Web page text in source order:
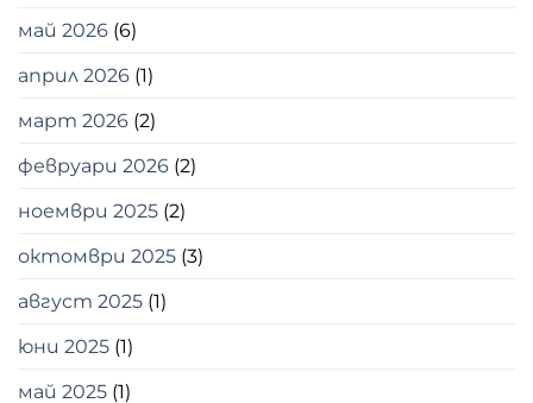
май 2026 (6)
април 2026 (1)
март 2026 (2)
февруари 2026 (2)
ноември 2025 (2)
октомври 2025 (3)
август 2025 (1)
юни 2025 (1)
май 2025 (1)